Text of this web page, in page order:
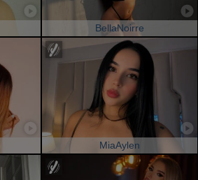
BellaNoirre
MiaAylen